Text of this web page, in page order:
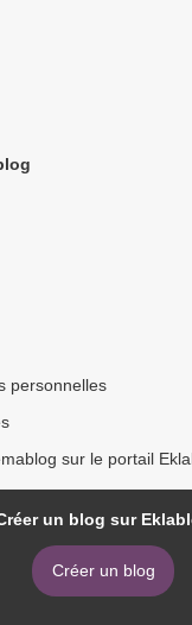
personnelles
sur le portail
un blog sur
Créer un blog